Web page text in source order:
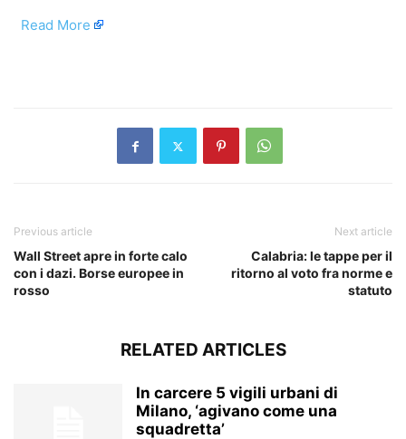
Read More
Previous article
Wall Street apre in forte calo
con i dazi. Borse europee in
rosso
Next article
Calabria: le tappe per il
ritorno al voto fra norme e
statuto
RELATED ARTICLES
In carcere 5 vigili urbani di
Milano, ‘agivano come una
squadretta’